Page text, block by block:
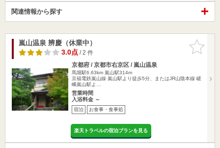
関連情報から探す
お気に入
りに追加
嵐山温泉 辨慶（休業中）
3.0点/ 2 件
京都府 / 京都市右京区 / 嵐山温泉
馬堀駅6.63km 嵐山駅314m
京福電鉄嵐山線 嵐山駅より徒歩5分、またはJR山陰本線 嵯
峨嵐山駅よ…
営業時間
入浴料金 ～
宿泊 お食事・食事処
楽天トラベルの宿泊プランを見る